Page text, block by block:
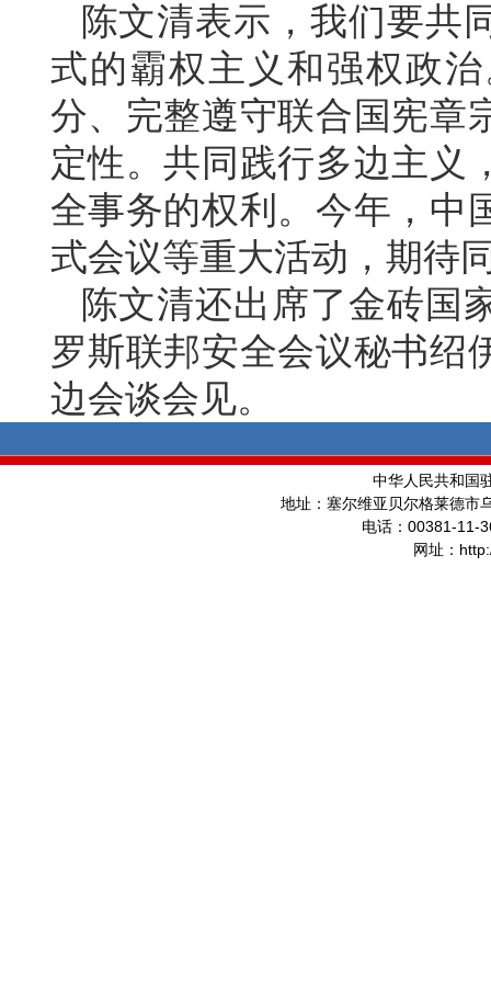
陈文清表示，我们要共
式的霸权主义和强权政
分、完整遵守联合国宪章
定性。共同践行多边主义
全事务的权利。今年，中
式会议等重大活动，期待
陈文清还出席了金砖国
罗斯联邦安全会议秘书绍
边会谈会见。
中华人民共和国
地址：塞尔维亚贝尔格莱德市
电话： 00381-11-
网址：